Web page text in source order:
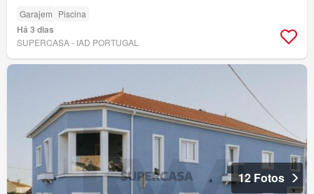
Garajem Piscina
Há 3 dias
SUPERCASA - IAD PORTUGAL
12 Fotos